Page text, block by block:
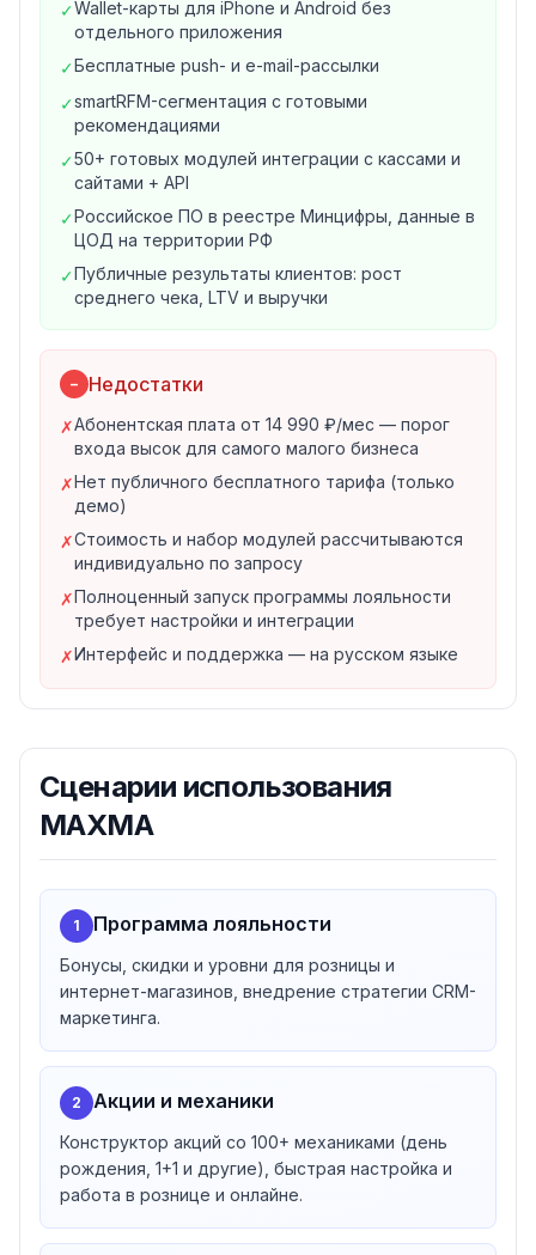
Рассылки— SMS, push, e-mail, Viber и Telegram по
триггерам; push и e-mail бесплатны;
Аналитика— метрики CR, LTV, ROI, автоотчёты и
сегментация по smartRFM с рекомендациями;
CDP— платформа клиентских данных для единого
профиля покупателя.
Возврат и удержание клиентов
Помимо базовых модулей, платформа закрывает
задачи роста повторных продаж: брошенные
корзины с 15+ триггерами для сайта, «Приведи
друга» для притока новых клиентов по
рекомендациям, промокоды для всех каналов
продаж, подарочные карты для онлайна и офлайна и
формы регистрации для сбора контактов.
Интеграции и технологии
MAXMA подключается к кассе или сайту через более
чем 50 готовых модулей, а также напрямую по API.
Платформа построена на стеке Go, PHP, JavaScript и
TypeScript (фреймворки React и Symfony, базы данных
PostgreSQL и ClickHouse).
Результаты клиентов
Среди публичных кейсов: у бренда «Русские
самоцветы» средний чек вырос на 150%, выручка —
✓Wallet-карты для iPhone и Android без
отдельного приложения
✓Бесплатные push- и e-mail-рассылки
✓smartRFM-сегментация с готовыми
рекомендациями
✓50+ готовых модулей интеграции с кассами и
сайтами + API
✓Российское ПО в реестре Минцифры, данные в
ЦОД на территории РФ
✓Публичные результаты клиентов: рост
среднего чека, LTV и выручки
− Недостатки
✗Абонентская плата от 14 990 ₽/мес — порог
входа высок для самого малого бизнеса
✗Нет публичного бесплатного тарифа (только
демо)
✗Стоимость и набор модулей рассчитываются
индивидуально по запросу
✗Полноценный запуск программы лояльности
требует настройки и интеграции
✗Интерфейс и поддержка — на русском языке
Сценарии использования
MAXMA
1 Программа лояльности
Бонусы, скидки и уровни для розницы и
интернет-магазинов, внедрение стратегии CRM-
маркетинга.
2 Акции и механики
Конструктор акций со 100+ механиками (день
рождения, 1+1 и другие), быстрая настройка и
работа в рознице и онлайне.